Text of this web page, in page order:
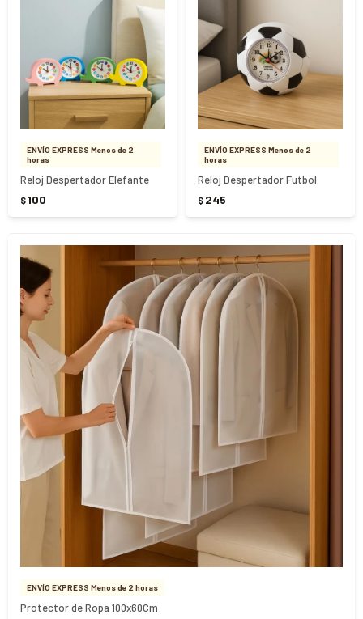
ENVÍO EXPRESS Menos de 2
horas
Reloj Despertador Elefante
$100
ENVÍO EXPRESS Menos de 2
horas
Reloj Despertador Futbol
$ 245
ENVÍO EXPRESS Menos de 2 horas
Protector de Ropa 100x60Cm